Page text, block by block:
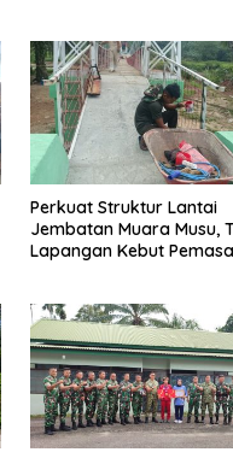
Perkuat Struktur Lantai
Jembatan Muara Musu,
Lapangan Kebut